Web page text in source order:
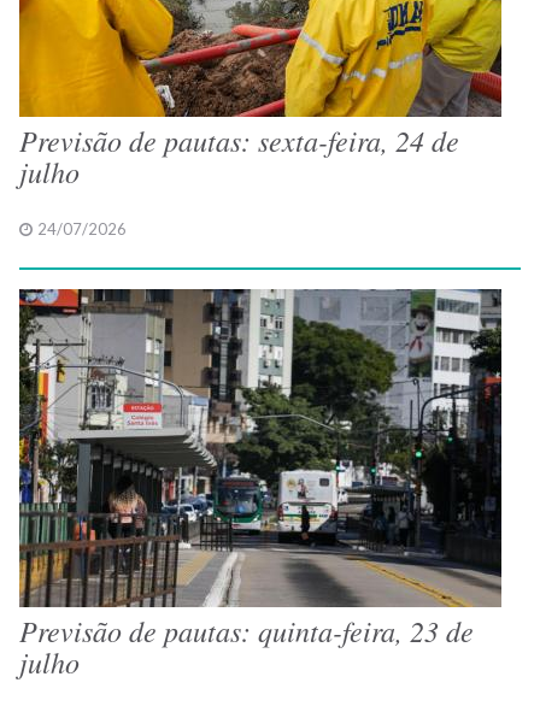
Previsão de pautas: sexta-feira, 24 de
julho
24/07/2026
Previsão de pautas: quinta-feira, 23 de
julho